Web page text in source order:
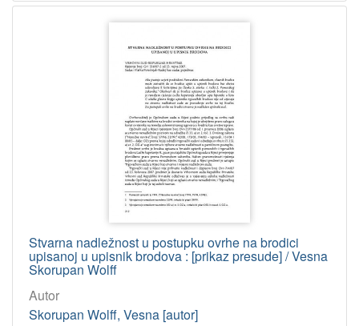
Stvarna nadležnost u postupku ovrhe na brodici
upisanoj u upisnik brodova : [prikaz presude] / Vesna
Skorupan Wolff
Autor
Skorupan Wolff, Vesna [autor]